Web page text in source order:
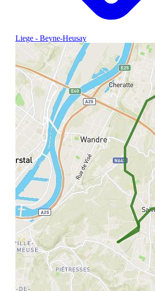
Liege - Beyne-Heusay